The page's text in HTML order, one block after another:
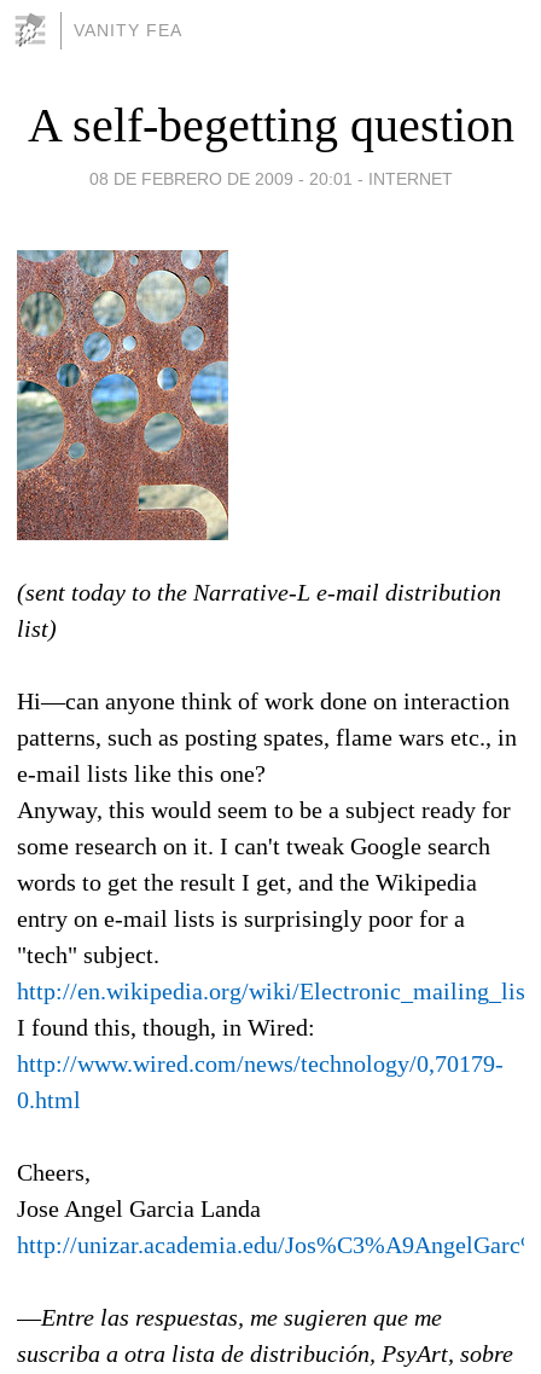
VANITY FEA
A self-begetting question
08 DE FEBRERO DE 2009 - 20:01 - INTERNET
(sent today to the Narrative-L e-mail distribution
list)
Hi—can anyone think of work done on interaction
patterns, such as posting spates, flame wars etc., in
e-mail lists like this one?
Anyway, this would seem to be a subject ready for
some research on it. I can't tweak Google search
words to get the result I get, and the Wikipedia
entry on e-mail lists is surprisingly poor for a
"tech" subject.
http://en.wikipedia.org/wiki/Electronic_mailing_list
I found this, though, in Wired:
http://www.wired.com/news/technology/0,70179-
0.html
Cheers,
Jose Angel Garcia Landa
http://unizar.academia.edu/
—Entre las respuestas, me sugieren que me
suscriba a otra lista de distribución, PsyArt, sobre